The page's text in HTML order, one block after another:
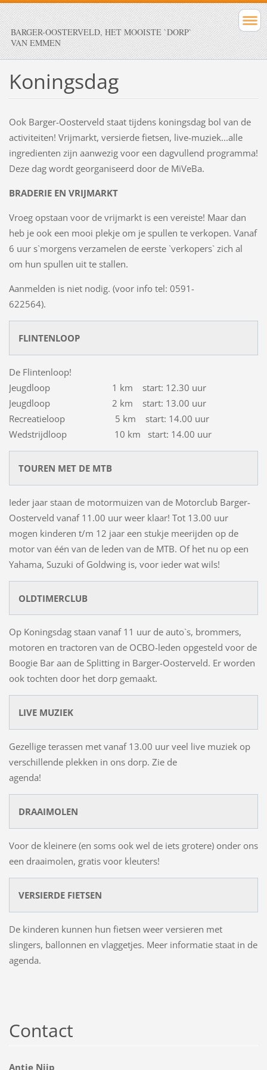
BARGER-OOSTERVELD, HET MOOISTE `DORP`
VAN EMMEN
Koningsdag
Ook Barger-Oosterveld staat tijdens koningsdag bol van de
activiteiten! Vrijmarkt, versierde fietsen, live-muziek...alle
ingredienten zijn aanwezig voor een dagvullend programma!
Deze dag wordt georganiseerd door de MiVeBa.
BRADERIE EN VRIJMARKT
Vroeg opstaan voor de vrijmarkt is een vereiste! Maar dan
heb je ook een mooi plekje om je spullen te verkopen. Vanaf
6 uur s`morgens verzamelen de eerste `verkopers` zich al
om hun spullen uit te stallen.
Aanmelden is niet nodig. (voor info tel: 0591-
622564).
FLINTENLOOP
De Flintenloop!
Jeugdloop 1 km start: 12.30 uur
Jeugdloop 2 km start: 13.00 uur
Recreatieloop 5 km start: 14.00 uur
Wedstrijdloop 10 km start: 14.00 uur
TOUREN MET DE MTB
Ieder jaar staan de motormuizen van de Motorclub Barger-
Oosterveld vanaf 11.00 uur weer klaar! Tot 13.00 uur
mogen kinderen t/m 12 jaar een stukje meerijden op de
motor van één van de leden van de MTB. Of het nu op een
Yahama, Suzuki of Goldwing is, voor ieder wat wils!
OLDTIMERCLUB
Op Koningsdag staan vanaf 11 uur de auto`s, brommers,
motoren en tractoren van de OCBO-leden opgesteld voor de
Boogie Bar aan de Splitting in Barger-Oosterveld. Er worden
ook tochten door het dorp gemaakt.
LIVE MUZIEK
Gezellige terassen met vanaf 13.00 uur veel live muziek op
verschillende plekken in ons dorp. Zie de
agenda!
DRAAIMOLEN
Voor de kleinere (en soms ook wel de iets grotere) onder ons
een draaimolen, gratis voor kleuters!
VERSIERDE FIETSEN
De kinderen kunnen hun fietsen weer versieren met
slingers, ballonnen en vlaggetjes. Meer informatie staat in de
agenda.
Contact
Antje Nijp